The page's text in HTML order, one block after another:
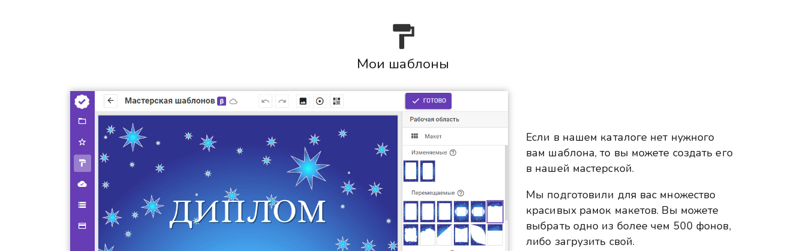

Мои шаблоны
Если в нашем каталоге нет нужного
вам шаблона, то вы можете создать его
в нашей мастерской.
Мы подготовили для вас множество
красивых рамок макетов. Вы можете
выбрать одно из более чем 500 фонов,
либо загрузить свой.